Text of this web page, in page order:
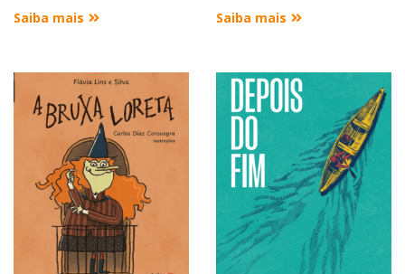
Saiba mais
Saiba mais